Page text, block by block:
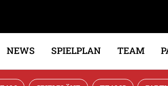
NEWS SPIELPLAN TEAM